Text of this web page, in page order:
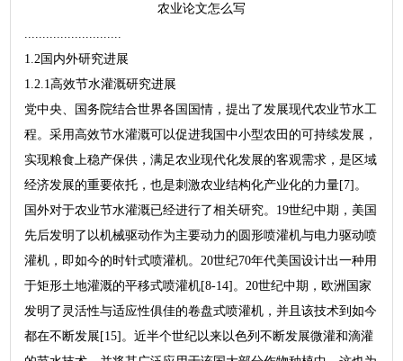
农业论文怎么写
1.2国内外研究进展
1.2.1高效节水灌溉研究进展
党中央、国务院结合世界各国国情，提出了发展现代农业节水工
程。采用高效节水灌溉可以促进我国中小型农田的可持续发展，
实现粮食上稳产保供，满足农业现代化发展的客观需求，是区域
经济发展的重要依托，也是刺激农业结构化产业化的力量[7]。
国外对于农业节水灌溉已经进行了相关研究。19世纪中期，美国
先后发明了以机械驱动作为主要动力的圆形喷灌机与电力驱动喷
灌机，即如今的时针式喷灌机。20世纪70年代美国设计出一种用
于矩形土地灌溉的平移式喷灌机[8-14]。20世纪中期，欧洲国家
发明了灵活性与适应性俱佳的卷盘式喷灌机，并且该技术到如今
都在不断发展[15]。近半个世纪以来以色列不断发展微灌和滴灌